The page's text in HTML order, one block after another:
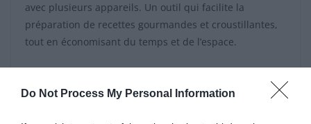
Do Not Process My Personal Information
avec plusieurs appareils. Un outil qui facilite la
préparation de recettes gourmandes et croustillantes,
tout en économisant du temps et de l’espace.